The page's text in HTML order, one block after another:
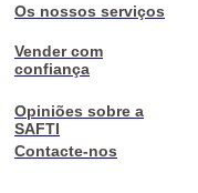
Os nossos serviços
Vender com
confiança
Opiniões sobre a
SAFTI
Contacte-nos